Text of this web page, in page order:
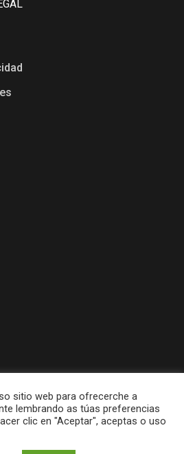
sitio web para ofrecerche a
lembrando as túas preferencias
clic en "Aceptar", aceptas o uso